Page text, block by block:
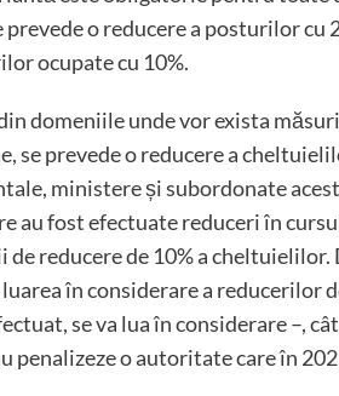
o reducere a posturilor cu
ocupate cu 10%.
domeniile unde vor exista
se prevede o reducere a
ministere și subordonate
au fost efectuate reduceri în
reducere de 10% a cheltuielilor.
în considerare a reducerilor
se va lua în considerare –,
penalizeze o autoritate care în